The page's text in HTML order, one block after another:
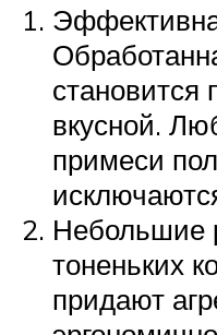
становится
вкусной.
примеси
Небольшие
тоненьких
придают